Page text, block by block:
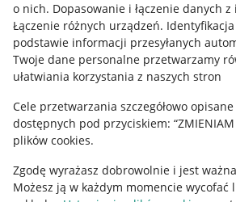
o nich. Dopasowanie i łączenie danych z
Łączenie różnych urządzeń.
podstawie informacji przesyłanych
Twoje dane personalne przetwarzamy
ułatwiania korzystania z naszych stron
Cele przetwarzania szczegółowo
dostępnych pod przyciskiem: “ZMIENIAM
plików cookies.
Zgodę wyrażasz dobrowolnie i jest
Możesz ją w każdym momencie wycofać
Regulamin
Polityka plików "cookies"
Ustawienia plików "cookies"
Udostępnianie lokalizacji
Informacje dla Aktu o Usługach
Pobierz aplikację